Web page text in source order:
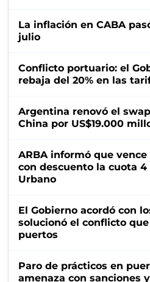
La inflación en CABA
julio
Conflicto portuario: el
rebaja del 20% en las
Argentina renovó el
China por US$19.000
ARBA informó que
con descuento la cuota
Urbano
El Gobierno acordó con
solucionó el conflicto
puertos
Paro de prácticos en
amenaza con sanciones